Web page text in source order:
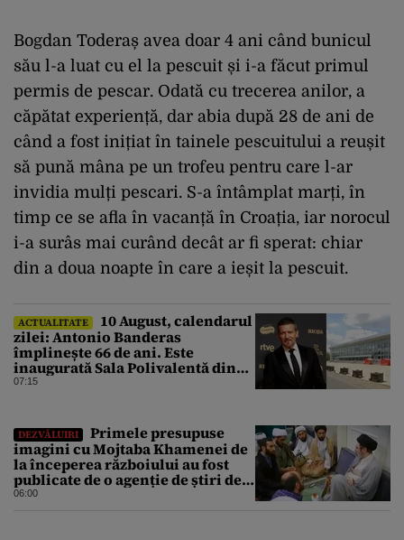
Bogdan Toderaș avea doar 4 ani când bunicul
său l-a luat cu el la pescuit și i-a făcut primul
permis de pescar. Odată cu trecerea anilor, a
căpătat experiență, dar abia după 28 de ani de
când a fost inițiat în tainele pescuitului a reușit
să pună mâna pe un trofeu pentru care l-ar
invidia mulți pescari. S-a întâmplat marți, în
timp ce se afla în vacanță în Croația, iar norocul
i-a surâs mai curând decât ar fi sperat: chiar
din a doua noapte în care a ieșit la pescuit.
ACTUALITATE
10 August, calendarul
zilei: Antonio Banderas
împlinește 66 de ani. Este
inaugurată Sala Polivalentă din
București
07:15
DEZVĂLUIRI
Primele presupuse
imagini cu Mojtaba Khamenei de
la începerea războiului au fost
publicate de o agenție de știri de
stat din Iran
06:00